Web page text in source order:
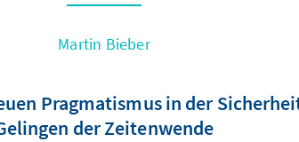
Martin Bieber
Pragmatismus in der
der Zeitenwende